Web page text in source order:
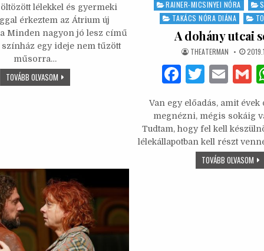
o
o
it
te
r
ai
l
ai
l
at
s
A
ar
e
lélekkel és gyermeki
érkeztem az Átrium új
a Minden nagyon jó lesz című
színház egy ideje nem tűzött
műsorra…
TOVÁBB OLVASOMMINDEN
NAGYON
EZ
A
RÜHES
ÉLET
RAINER-MICSINYEI NÓRA
TAKÁCS NÓRA DIÁNA
A dohány utcai
AUTHOR:
THEATERMAN
DATE:
F
c
e
b
o
T
it
te
r
E
ai
l
l
Van egy előadás, amit évek
megnézni, mégis sokáig
Tudtam, hogy fel kell
lélekállapotban kell részt
TOVÁBB OLVASOMA